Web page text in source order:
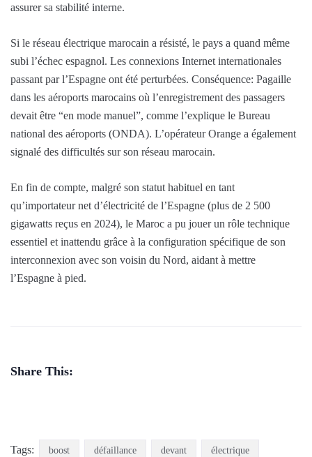
assurer sa stabilité interne.
Si le réseau électrique marocain a résisté, le pays a quand même
subi l’échec espagnol. Les connexions Internet internationales
passant par l’Espagne ont été perturbées. Conséquence: Pagaille
dans les aéroports marocains où l’enregistrement des passagers
devait être “en mode manuel”, comme l’explique le Bureau
national des aéroports (ONDA). L’opérateur Orange a également
signalé des difficultés sur son réseau marocain.
En fin de compte, malgré son statut habituel en tant
qu’importateur net d’électricité de l’Espagne (plus de 2 500
gigawatts reçus en 2024), le Maroc a pu jouer un rôle technique
essentiel et inattendu grâce à la configuration spécifique de son
interconnexion avec son voisin du Nord, aidant à mettre
l’Espagne à pied.
Share This:
Tags: boost défaillance devant électrique